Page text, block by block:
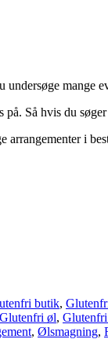
mange
Så hvis du
i
butik,
Glutenfri øl,
, Ølsmagning,